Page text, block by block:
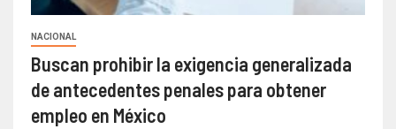
NACIONAL
Buscan prohibir la exigencia generalizada
de antecedentes penales para obtener
empleo en México